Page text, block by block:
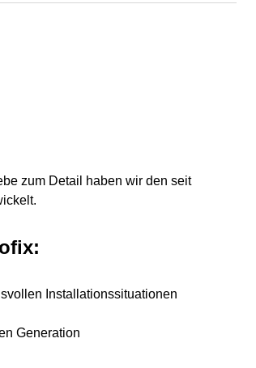
zum Detail haben wir den seit
Installationssituationen
Generation